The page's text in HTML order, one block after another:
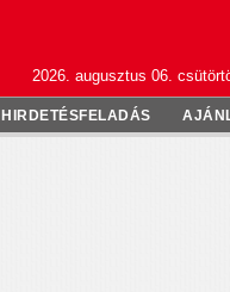
2026. augusztus 06.
HIRDETÉSFELADÁS